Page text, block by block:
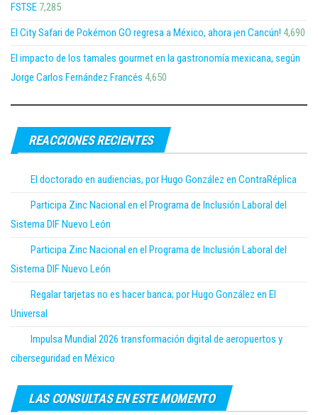
FSTSE 7,285
El City Safari de Pokémon GO regresa a México, ahora ¡en Cancún! 4,690
El impacto de los tamales gourmet en la gastronomía mexicana, según
Jorge Carlos Fernández Francés 4,650
REACCIONES RECIENTES
El doctorado en audiencias, por Hugo González en ContraRéplica
Participa Zinc Nacional en el Programa de Inclusión Laboral del
Sistema DIF Nuevo León
Participa Zinc Nacional en el Programa de Inclusión Laboral del
Sistema DIF Nuevo León
Regalar tarjetas no es hacer banca; por Hugo González en El
Universal
Impulsa Mundial 2026 transformación digital de aeropuertos y
ciberseguridad en México
LAS CONSULTAS EN ESTE MOMENTO